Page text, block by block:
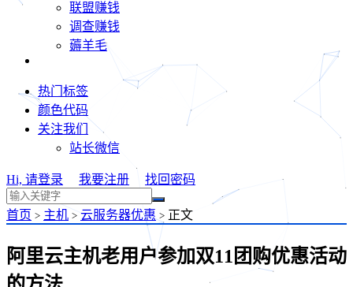
联盟赚钱
调查赚钱
薅羊毛
热门标签
颜色代码
关注我们
站长微信
Hi, 请登录 我要注册 找回密码
首页 > 主机 > 云服务器优惠 > 正文
阿里云主机老用户参加双11团购优惠活动